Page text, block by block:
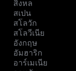
สิงหล
สเปน
สโลวัก
สโลวีเนีย
อังกฤษ
อัมฮาริก
อาร์เมเนีย